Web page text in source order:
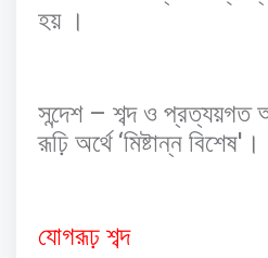
হয় ।
সন্দেশ– শব্দ ও প্রত্যয়গত
রূঢ়ি অর্থে‘মিষ্টান্ন বিশেষ' ।
যোগরূঢ় শব্দ